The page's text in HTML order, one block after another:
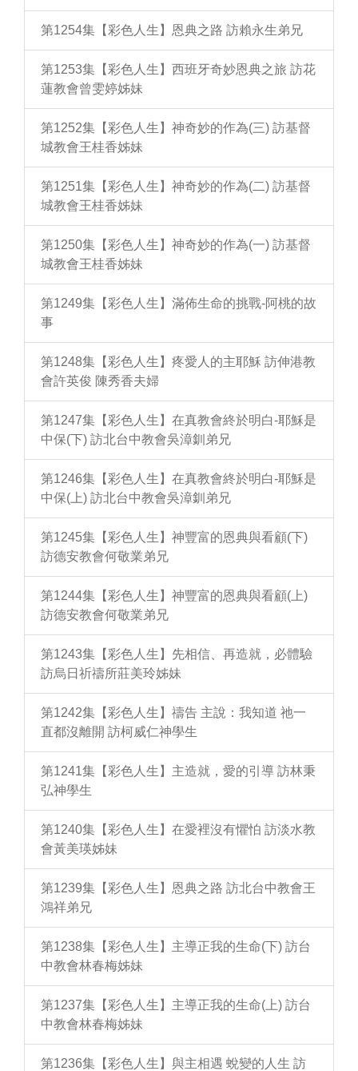
第1254集【彩色人生】恩典之路 訪賴永生弟兄
第1253集【彩色人生】西班牙奇妙恩典之旅 訪花
蓮教會曾雯婷姊妹
第1252集【彩色人生】神奇妙的作為(三) 訪基督
城教會王桂香姊妹
第1251集【彩色人生】神奇妙的作為(二) 訪基督
城教會王桂香姊妹
第1250集【彩色人生】神奇妙的作為(一) 訪基督
城教會王桂香姊妹
第1249集【彩色人生】滿佈生命的挑戰-阿桃的故
事
第1248集【彩色人生】疼愛人的主耶穌 訪伸港教
會許英俊 陳秀香夫婦
第1247集【彩色人生】在真教會終於明白-耶穌是
中保(下) 訪北台中教會吳漳釧弟兄
第1246集【彩色人生】在真教會終於明白-耶穌是
中保(上) 訪北台中教會吳漳釧弟兄
第1245集【彩色人生】神豐富的恩典與看顧(下)
訪德安教會何敬業弟兄
第1244集【彩色人生】神豐富的恩典與看顧(上)
訪德安教會何敬業弟兄
第1243集【彩色人生】先相信、再造就，必體驗
訪烏日祈禱所莊美玲姊妹
第1242集【彩色人生】禱告 主說：我知道 祂一
直都沒離開 訪柯威仁神學生
第1241集【彩色人生】主造就，愛的引導 訪林秉
弘神學生
第1240集【彩色人生】在愛裡沒有懼怕 訪淡水教
會黃美瑛姊妹
第1239集【彩色人生】恩典之路 訪北台中教會王
鴻祥弟兄
第1238集【彩色人生】主導正我的生命(下) 訪台
中教會林春梅姊妹
第1237集【彩色人生】主導正我的生命(上) 訪台
中教會林春梅姊妹
第1236集【彩色人生】與主相遇 蛻變的人生 訪